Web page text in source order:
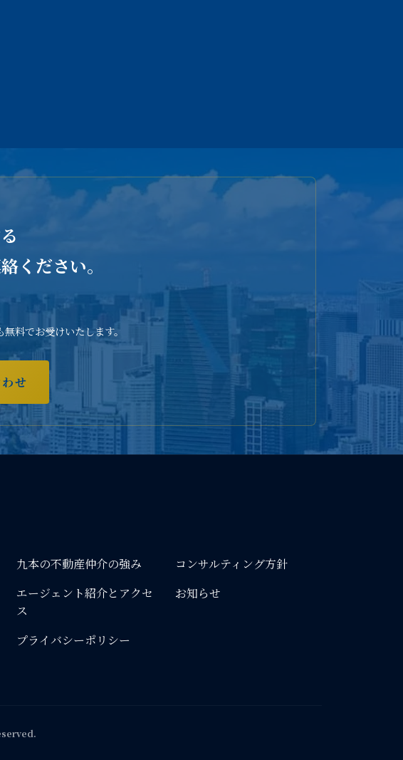
ください。
料でお受けいたします。
せ
九本の不動産仲介の強み
コンサルティング方針
エージェント紹介とアクセ
ス
お知らせ
プライバシーポリシー